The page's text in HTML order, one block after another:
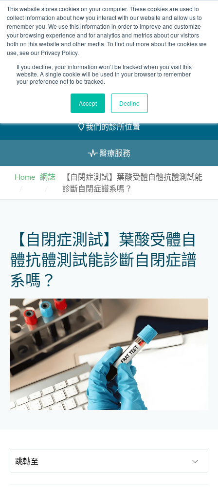
This website stores cookies on your computer. These cookies are used to
collect information about how you interact with our website and allow us to
remember you. We use this information in order to improve and customize
your browsing experience and for analytics and metrics about our visitors
both on this website and other media. To find out more about the cookies we
use, see our Privacy Policy.
If you decline, your information won’t be tracked when you visit this
website. A single cookie will be used in your browser to remember
your preference not to be tracked.
Accept Decline
Skip
to
content
2155 9055
預約
我們的醫護團隊
我們的診所位置
醫療服務
Home 網誌
【自閉症測試】葉酸受體自體抗體測試能
診斷自閉症譜系嗎？
【自閉症測試】葉酸受體自
體抗體測試能診斷自閉症譜
系嗎？